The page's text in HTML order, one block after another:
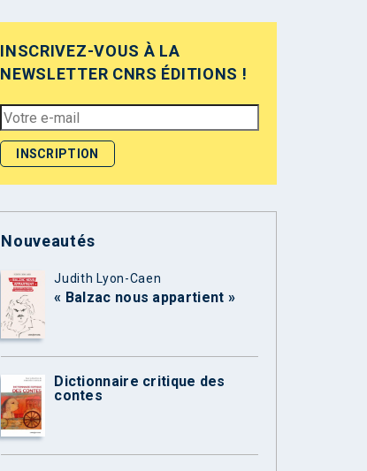
INSCRIVEZ-VOUS À LA
NEWSLETTER CNRS ÉDITIONS !
Nouveautés
Judith Lyon-Caen
« Balzac nous appartient »
Dictionnaire critique des
contes